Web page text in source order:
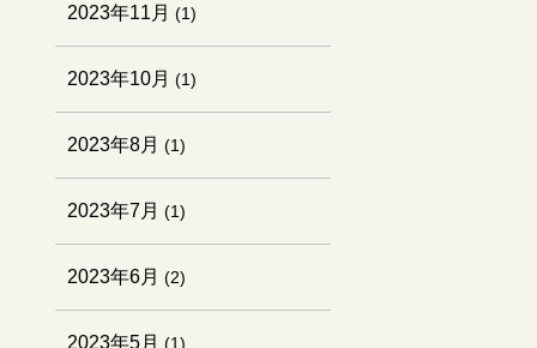
2023年11月 (1)
2023年10月 (1)
2023年8月 (1)
2023年7月 (1)
2023年6月 (2)
2023年5月 (1)